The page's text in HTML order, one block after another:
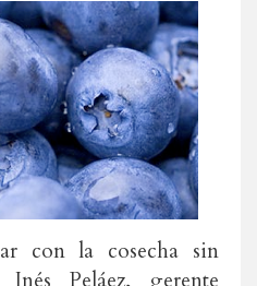
con la cosecha sin